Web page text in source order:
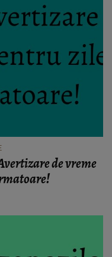
de vreme